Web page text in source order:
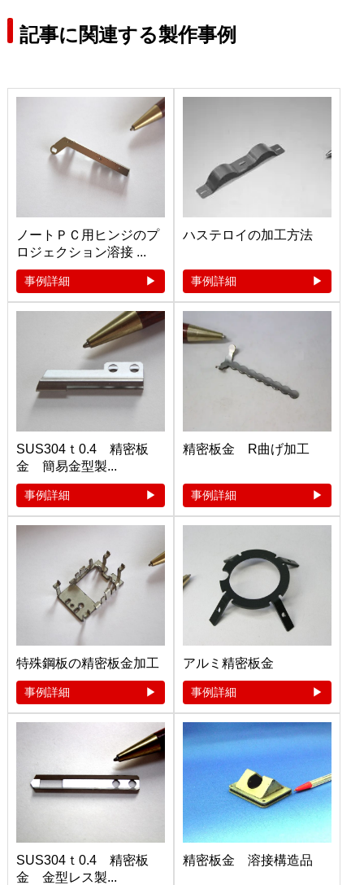
記事に関連する製作事例
ノートＰＣ用ヒンジのプ
ロジェクション溶接 ...
事例詳細
ハステロイの加工方法
事例詳細
SUS304ｔ0.4 精密板
金 簡易金型製...
事例詳細
精密板金 R曲げ加工
事例詳細
特殊鋼板の精密板金加工
事例詳細
アルミ精密板金
事例詳細
SUS304ｔ0.4 精密板
金 金型レス製...
精密板金 溶接構造品